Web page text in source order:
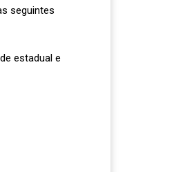
seguintes
estadual e